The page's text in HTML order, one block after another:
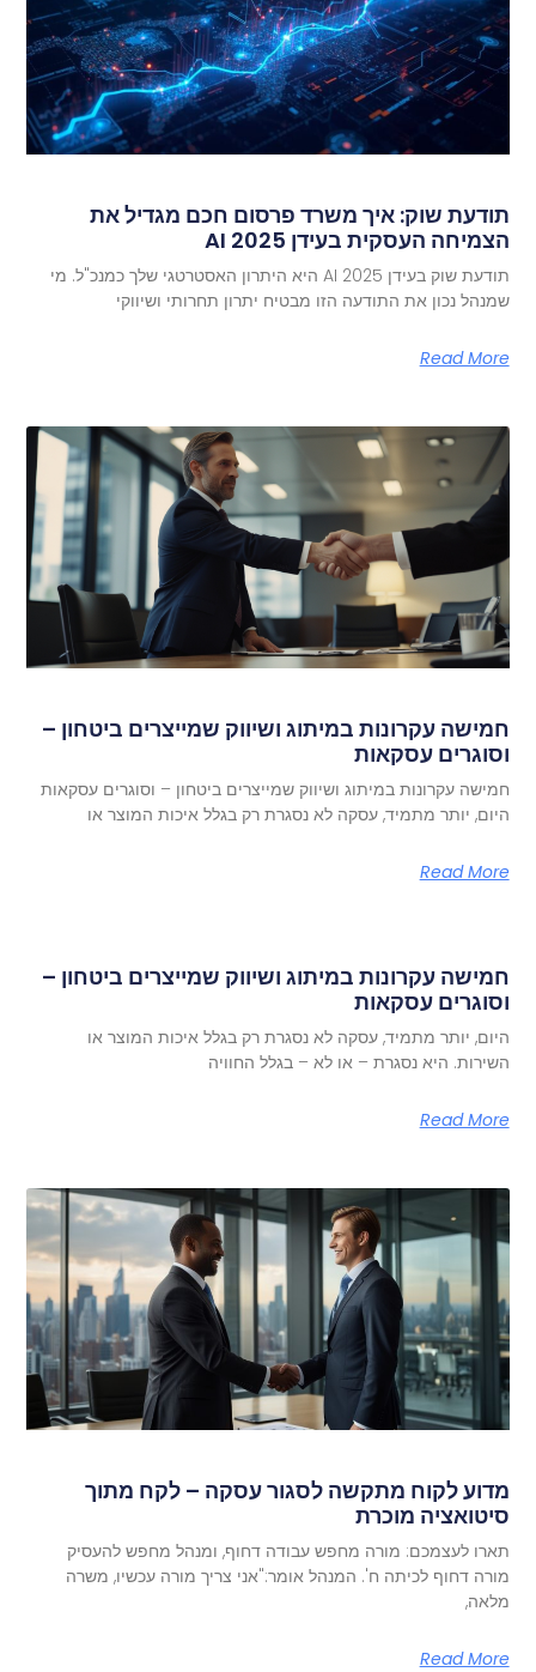
תודעת שוק: איך משרד פרסום חכם מגדיל את
הצמיחה העסקית בעידן AI 2025
תודעת שוק בעידן AI 2025 היא היתרון האסטרטגי שלך כמנכ"ל. מי
שמנהל נכון את התודעה הזו מבטיח יתרון תחרותי ושיווקי
Read More
חמישה עקרונות במיתוג ושיווק שמייצרים ביטחון –
וסוגרים עסקאות
חמישה עקרונות במיתוג ושיווק שמייצרים ביטחון – וסוגרים עסקאות
היום, יותר מתמיד, עסקה לא נסגרת רק בגלל איכות המוצר או
Read More
חמישה עקרונות במיתוג ושיווק שמייצרים ביטחון –
וסוגרים עסקאות
היום, יותר מתמיד, עסקה לא נסגרת רק בגלל איכות המוצר או
השירות. היא נסגרת – או לא – בגלל החוויה
Read More
מדוע לקוח מתקשה לסגור עסקה – לקח מתוך
סיטואציה מוכרת
תארו לעצמכם: מורה מחפש עבודה דחוף, ומנהל מחפש להעסיק
מורה דחוף לכיתה ח'. המנהל אומר:"אני צריך מורה עכשיו, משרה
מלאה,
Read More